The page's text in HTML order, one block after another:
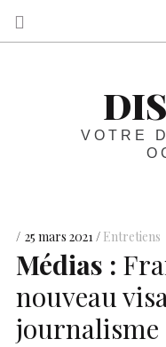
VOTRE
25 mars 2021 Entretiens
Médias :
nouveau